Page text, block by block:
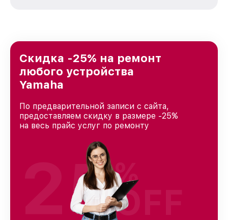
Ростове-на-Дону, постоянно повышая уровень
доверия и лояльности наших клиентов.
Скидка -25% на ремонт
любого устройства
Yamaha
По предварительной записи с сайта,
предоставляем скидку в размере -25%
на весь прайс услуг по ремонту
25%
OFF